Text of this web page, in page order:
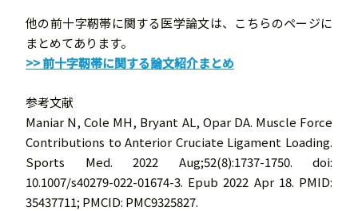
他の前十字靭帯に関する医学論文は、こちらのページに
まとめてあります。
>> 前十字靭帯に関する論文紹介まとめ
参考文献
Maniar N, Cole MH, Bryant AL, Opar DA. Muscle Force
Contributions to Anterior Cruciate Ligament Loading.
Sports Med. 2022 Aug;52(8):1737-1750. doi:
10.1007/s40279-022-01674-3. Epub 2022 Apr 18. PMID:
35437711; PMCID: PMC9325827.